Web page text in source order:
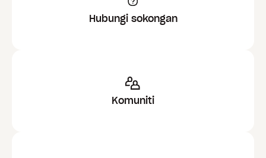
Hubungi sokongan
Komuniti